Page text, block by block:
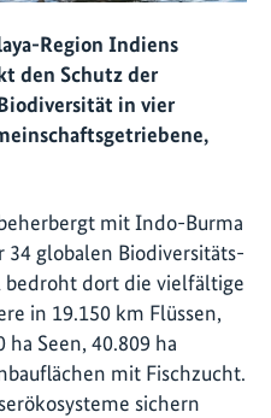
Region Indiens
den Schutz der
in vier
mit Indo-Burma
globalen Biodiversitäts-
dort die vielfältige
in 19.150 km Flüssen,
ha Seen, 40.809 ha
mit Fischzucht.
sichern